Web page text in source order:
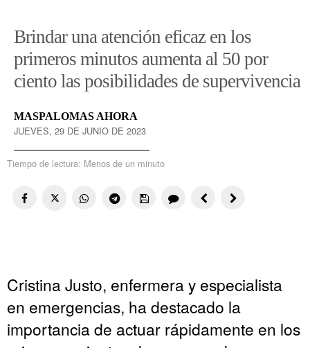
Brindar una atención eficaz en los
primeros minutos aumenta al 50 por
ciento las posibilidades de supervivencia
MASPALOMAS AHORA
JUEVES, 29 DE JUNIO DE 2023
Tiempo de lectura: Menos de un minuto
Cristina Justo, enfermera y especialista
en emergencias, ha destacado la
importancia de actuar rápidamente en los